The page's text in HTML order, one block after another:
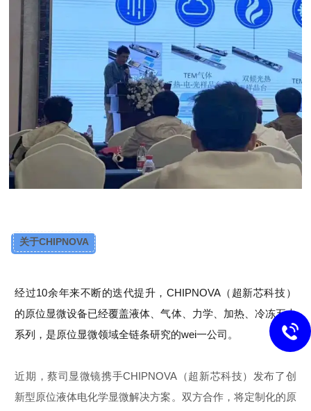
关于CHIPNOVA
经过10余年来不断的迭代提升，CHIPNOVA（超新芯科技）
的原位显微设备已经覆盖液体、气体、力学、加热、冷冻五大
系列，是原位显微领域全链条研究的wei一公司。
近期，蔡司显微镜携手CHIPNOVA（超新芯科技）发布了创
新型原位液体电化学显微解决方案。双方合作，将定制化的原